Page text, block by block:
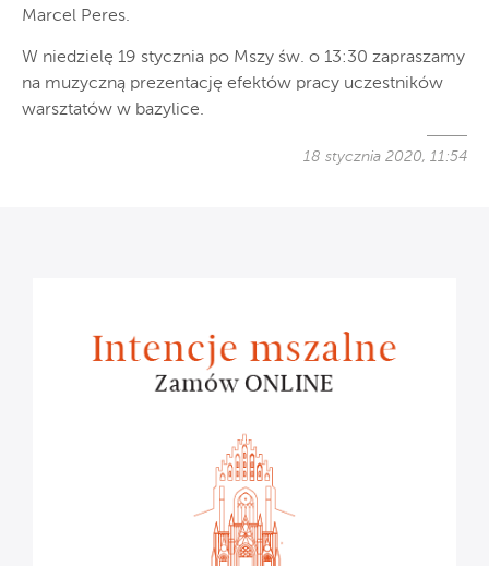
Marcel Peres.
W niedzielę 19 stycznia po Mszy św. o 13:30 zapraszamy
na muzyczną prezentację efektów pracy uczestników
warsztatów w bazylice.
18 stycznia 2020, 11:54